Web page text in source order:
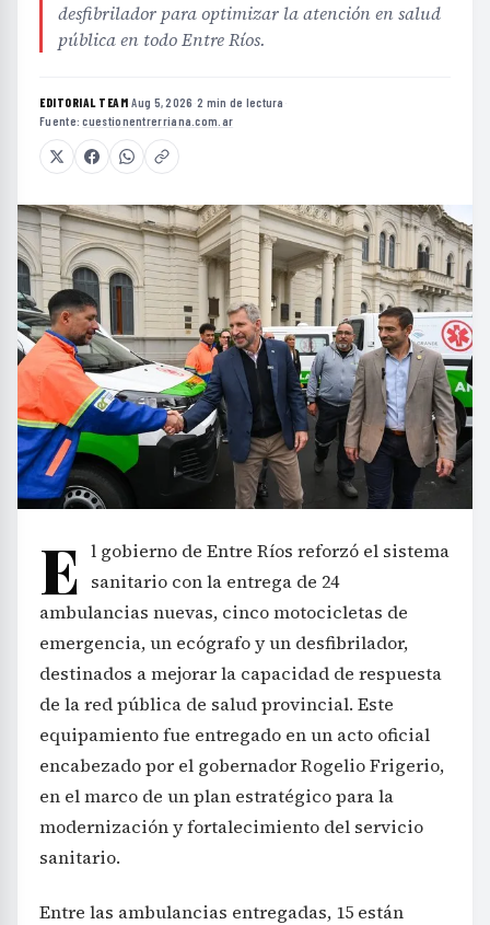
desfibrilador para optimizar la atención en salud
pública en todo Entre Ríos.
EDITORIAL TEAM·Aug 5, 2026 ·2 min de lectura ·
Fuente:cuestionentrerriana.com.ar
E l gobierno de Entre Ríos reforzó el sistema
sanitario con la entrega de 24
ambulancias nuevas, cinco motocicletas de
emergencia, un ecógrafo y un desfibrilador,
destinados a mejorar la capacidad de respuesta
de la red pública de salud provincial. Este
equipamiento fue entregado en un acto oficial
encabezado por el gobernador Rogelio Frigerio,
en el marco de un plan estratégico para la
modernización y fortalecimiento del servicio
sanitario.
Entre las ambulancias entregadas, 15 están